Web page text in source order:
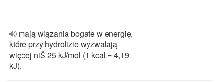
mają wiązania bogate w energię,
które przy hydrolizie wyzwalają
więcej niŜ 25 kJ/mol (1 kcal = 4,19
kJ).